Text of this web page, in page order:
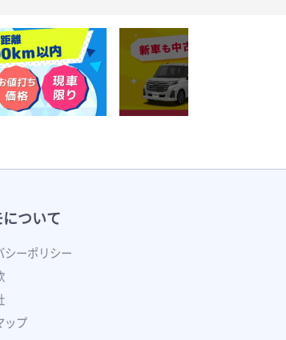
ついて
シーポリシー
ップ